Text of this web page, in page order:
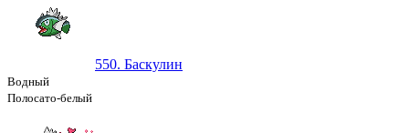
550. Баскулин
Водный
Полосато-белый